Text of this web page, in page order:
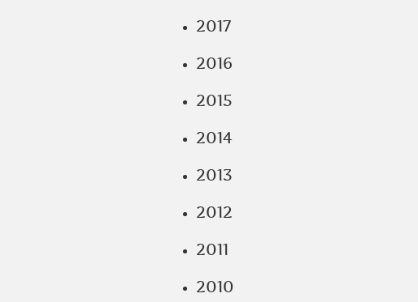
2017
2016
2015
2014
2013
2012
2011
2010